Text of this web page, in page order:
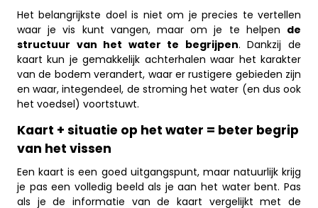
Het belangrijkste doel is niet om je precies te vertellen
waar je vis kunt vangen, maar om je te helpen de
structuur van het water te begrijpen. Dankzij de
kaart kun je gemakkelijk achterhalen waar het karakter
van de bodem verandert, waar er rustigere gebieden zijn
en waar, integendeel, de stroming het water (en dus ook
het voedsel) voortstuwt.
Kaart + situatie op het water = beter begrip
van het vissen
Een kaart is een goed uitgangspunt, maar natuurlijk krijg
je pas een volledig beeld als je aan het water bent. Pas
als je de informatie van de kaart vergelijkt met de